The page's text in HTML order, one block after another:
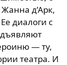
д’Арк,
диалоги с
— ту,
театра. И